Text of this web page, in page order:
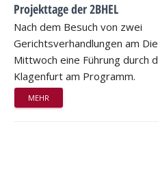
Projekttage der 2BHEL
Nach dem Besuch von zwei
Gerichtsverhandlungen am
Mittwoch eine Führung durch
Klagenfurt am Programm.
MEHR